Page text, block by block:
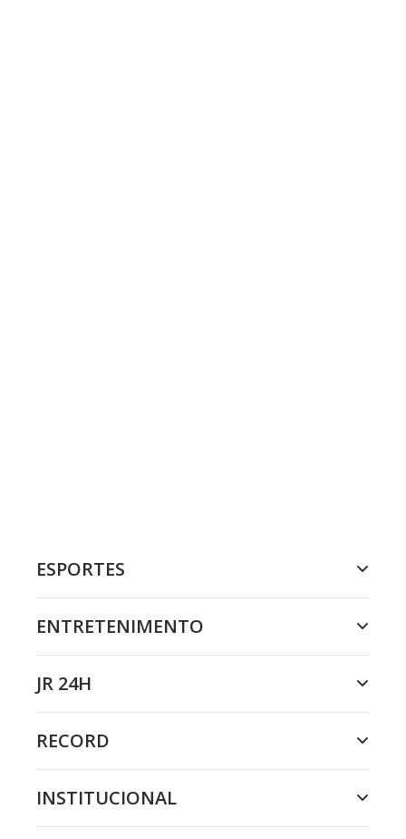
ESPORTES
ENTRETENIMENTO
JR 24H
RECORD
INSTITUCIONAL